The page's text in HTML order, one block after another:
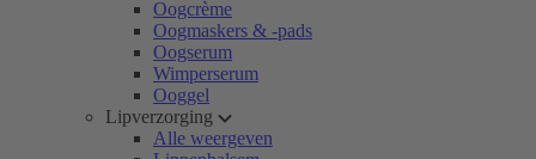
Oogcrème
Oogmaskers & -pads
Oogserum
Wimperserum
Ooggel
Lipverzorging
Alle weergeven